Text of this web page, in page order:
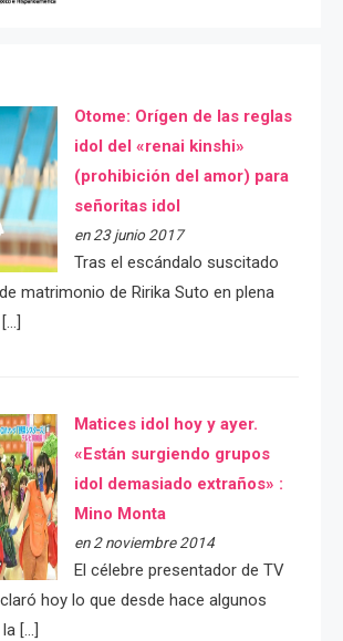
Otome: Orígen de las reglas
idol del «renai kinshi»
(prohibición del amor) para
señoritas idol
en 23 junio 2017
Tras el escándalo suscitado
matrimonio de Ririka Suto en plena
Matices idol hoy y ayer.
«Están surgiendo grupos
idol demasiado extraños» :
Mino Monta
en 2 noviembre 2014
El célebre presentador de TV
hoy lo que desde hace algunos
[…]